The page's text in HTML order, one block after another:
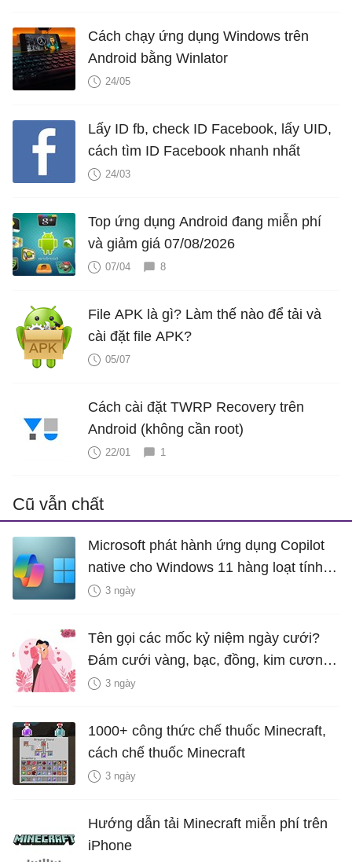
Cách chạy ứng dụng Windows trên
Android bằng Winlator
24/05
Lấy ID fb, check ID Facebook, lấy UID,
cách tìm ID Facebook nhanh nhất
24/03
Top ứng dụng Android đang miễn phí
và giảm giá 07/08/2026
07/04 8
File APK là gì? Làm thế nào để tải và
cài đặt file APK?
05/07
Cách cài đặt TWRP Recovery trên
Android (không cần root)
22/01 1
Cũ vẫn chất
Microsoft phát hành ứng dụng Copilot
native cho Windows 11 hàng loạt tính
năng mới Hữu Ích
3 ngày
Tên gọi các mốc kỷ niệm ngày cưới?
Đám cưới vàng, bạc, đồng, kim cương
là bao nhiêu năm?
3 ngày
1000+ công thức chế thuốc Minecraft,
cách chế thuốc Minecraft
3 ngày
Hướng dẫn tải Minecraft miễn phí trên
iPhone